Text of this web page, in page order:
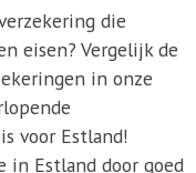
die
eisen? Vergelijk de
in onze
voor Estland!
in Estland door goed